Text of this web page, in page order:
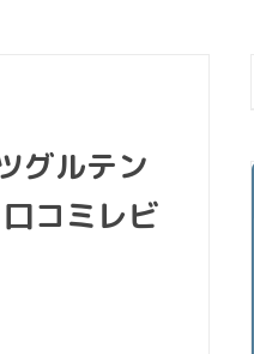
グルテン
コミレビ